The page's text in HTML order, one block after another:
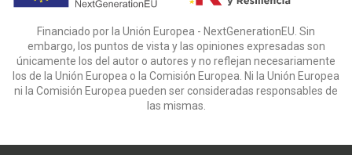
Financiado por la Unión Europea - NextGenerationEU. Sin
embargo, los puntos de vista y las opiniones expresadas son
únicamente los del autor o autores y no reflejan necesariamente
los de la Unión Europea o la Comisión Europea. Ni la Unión Europea
ni la Comisión Europea pueden ser consideradas responsables de
las mismas.